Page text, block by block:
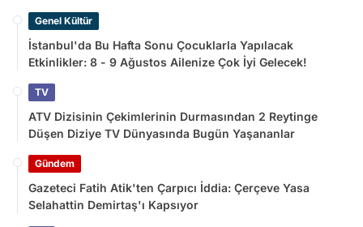
Genel Kültür
İstanbul'da Bu Hafta Sonu Çocuklarla Yapılacak
Etkinlikler: 8 - 9 Ağustos Ailenize Çok İyi Gelecek!
TV
ATV Dizisinin Çekimlerinin Durmasından 2 Reytinge
Düşen Diziye TV Dünyasında Bugün Yaşananlar
Gündem
Gazeteci Fatih Atik'ten Çarpıcı İddia: Çerçeve Yasa
Selahattin Demirtaş'ı Kapsıyor